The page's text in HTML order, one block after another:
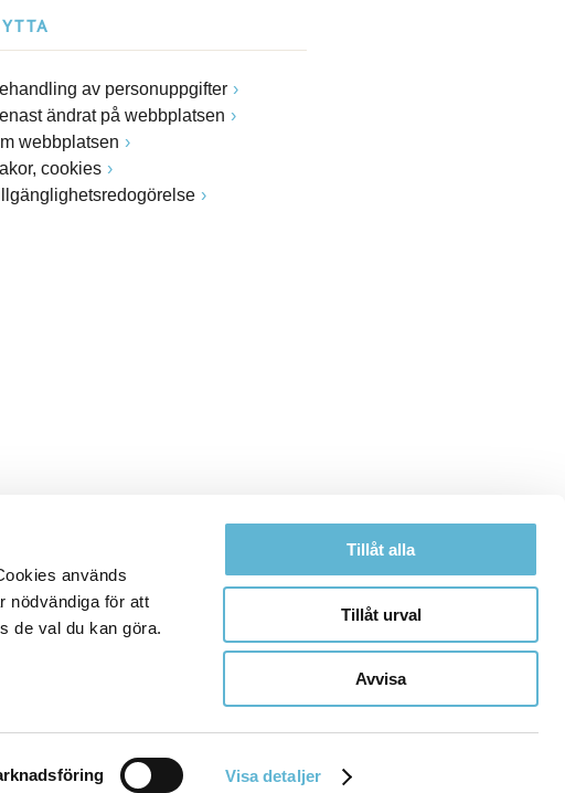
används
nödvändiga för att
de val du kan göra.
Visa detaljer
Tillåt alla
Tillåt urval
Avvisa
av personuppgifter
ändrat på webbplatsen
webbplatsen
cookies